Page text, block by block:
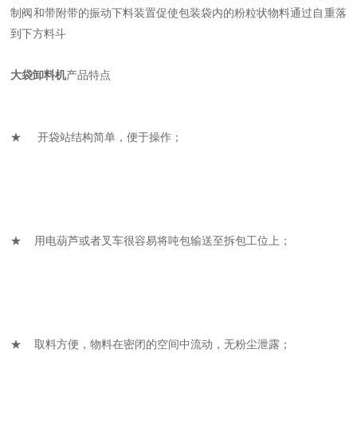
制阀和带附带的振动下料装置促使包装袋内的粉粒状物料通过自重落
到下方料斗
大袋卸料机产品特点
★ 开袋站结构简单，便于操作；
★ 用电葫芦或者叉车很容易将吨包输送至拆包工位上；
★ 取料方便，物料在密闭的空间中流动，无粉尘泄露；